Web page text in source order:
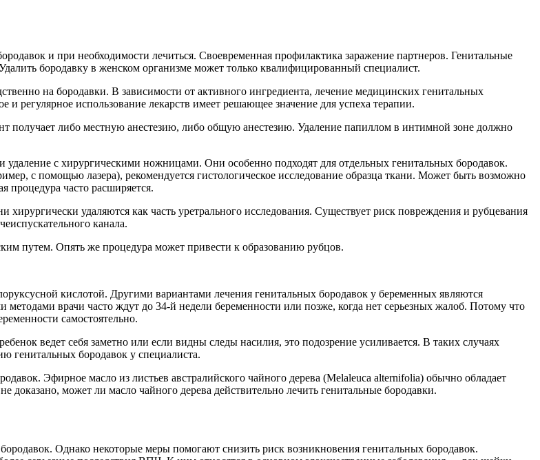
и при необходимости лечиться. Своевременная профилактика заражение партнеров. Генитальные
бородавку в женском организме может только квалифицированный специалист.
на бородавки. В зависимости от активного ингредиента, лечение медицинских генитальных
регулярное использование лекарств имеет решающее значение для успеха терапии.
получает либо местную анестезию, либо общую анестезию. Удаление папиллом в интимной зоне должно
с хирургическими ножницами. Они особенно подходят для отдельных генитальных бородавок.
с помощью лазера), рекомендуется гистологическое исследование образца ткани. Может быть возможно
процедура часто расширяется.
удаляются как часть уретрального исследования. Существует риск повреждения и рубцевания
канала.
путем. Опять же процедура может привести к образованию рубцов.
кислотой. Другими вариантами лечения генитальных бородавок у беременных являются
врачи часто ждут до 34-й недели беременности или позже, когда нет серьезных жалоб. Потому что
самостоятельно.
ведет себя заметно или если видны следы насилия, это подозрение усиливается. В таких случаях
генитальных бородавок у специалиста.
Эфирное масло из листьев австралийского чайного дерева (Melaleuca alternifolia) обычно обладает
доказано, может ли масло чайного дерева действительно лечить генитальные бородавки.
Однако некоторые меры помогают снизить риск возникновения генитальных бородавок.